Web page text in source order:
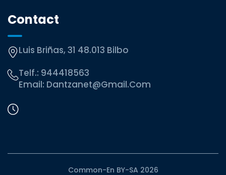
Contact
Luis Briñas, 31 48.013 Bilbo
Telf.: 944418563
Email: Dantzanet@gmail.com
Common-En BY-SA 2026